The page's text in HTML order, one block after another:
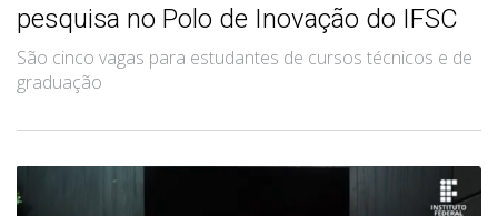
pesquisa no Polo de Inovação do IFSC
São cinco vagas para estudantes de cursos técnicos e de
graduação